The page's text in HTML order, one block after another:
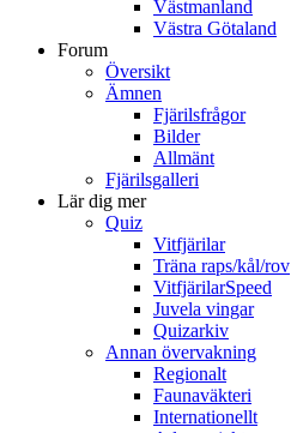
Västmanland
Västra Götaland
Forum
Översikt
Ämnen
Fjärilsfrågor
Bilder
Allmänt
Fjärilsgalleri
Lär dig mer
Quiz
Vitfjärilar
Träna raps/kål/rov
VitfjärilarSpeed
Juvela vingar
Quizarkiv
Annan övervakning
Regionalt
Faunaväkteri
Internationellt